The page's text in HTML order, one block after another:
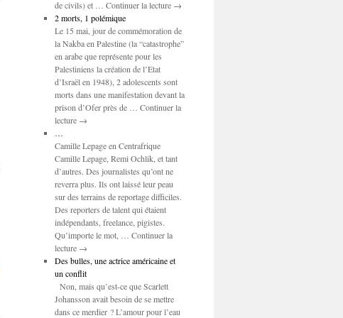
de civils) et … Continuer la lecture →
2 morts, 1 polémique
Le 15 mai, jour de commémoration de
la Nakba en Palestine (la “catastrophe”
en arabe que représente pour les
Palestiniens la création de l’Etat
d’Israël en 1948), 2 adolescents sont
morts dans une manifestation devant la
prison d’Ofer près de … Continuer la
lecture →
…
Camille Lepage en Centrafrique
Camille Lepage, Remi Ochlik, et tant
d’autres. Des journalistes qu’ont ne
reverra plus. Ils ont laissé leur peau
sur des terrains de reportage difficiles.
Des reporters de talent qui étaient
indépendants, freelance, pigistes.
Qu’importe le mot, … Continuer la
lecture →
Des bulles, une actrice américaine et
un conflit
Non, mais qu’est-ce que Scarlett
Johansson avait besoin de se mettre
dans ce merdier ? L’amour pour l’eau